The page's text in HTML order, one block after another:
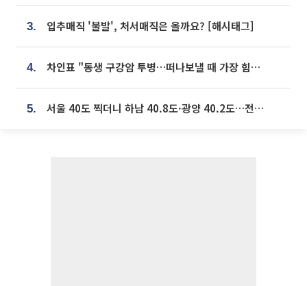
3. 입추매직 '불발', 처서매직은 올까요? [해시태그]
4. 차인표 "동생 구강암 투병…떠나보낼 때 가장 힘들었다”
5. 서울 40도 찍더니 하남 40.8도·광양 40.2도…전국 '펄펄'